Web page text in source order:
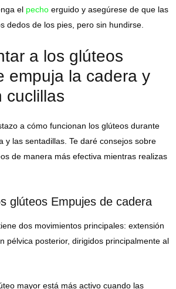
el pecho erguido y asegúrese de que las
dedos de los pies, pero sin hundirse.
a los glúteos
empuja la cadera y
cuclillas
a cómo funcionan los glúteos durante
y las sentadillas. Te daré consejos sobre
de manera más efectiva mientras realizas
glúteos Empujes de cadera
dos movimientos principales: extensión
pélvica posterior, dirigidos principalmente al
mayor está más activo cuando las